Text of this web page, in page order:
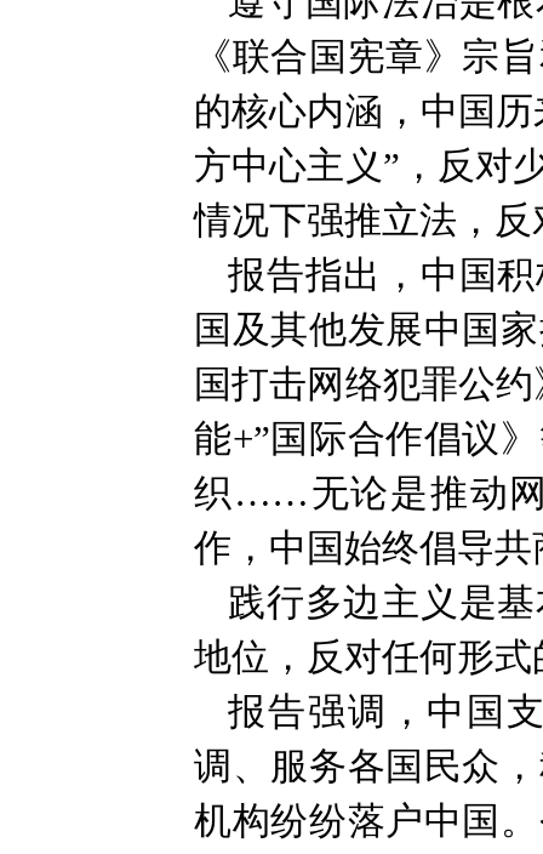
《联合国宪章》宗
的核心内涵，中国
方中心主义”，反对
情况下强推立法，
报告指出，中国
国及其他发展中国
国打击网络犯罪公
能+”国际合作倡议
织……无论是推动网
作，中国始终倡导
践行多边主义是
地位，反对任何形式
报告强调，中国
调、服务各国民众
机构纷纷落户中国